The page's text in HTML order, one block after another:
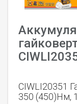
CIWLI20351
350 (450)Нм,